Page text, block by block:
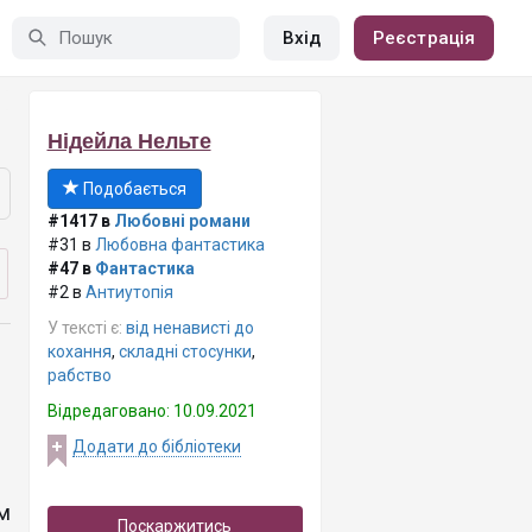
Вхід Реєстрація
Нідейла Нельте
Подобається
#1417 в Любовні романи
#31 в Любовна фантастика
#47 в Фантастика
#2 в Антиутопія
У тексті є: від ненависті до
кохання, складні стосунки,
рабство
Відредаговано: 10.09.2021
Додати до бібліотеки
Поскаржитись